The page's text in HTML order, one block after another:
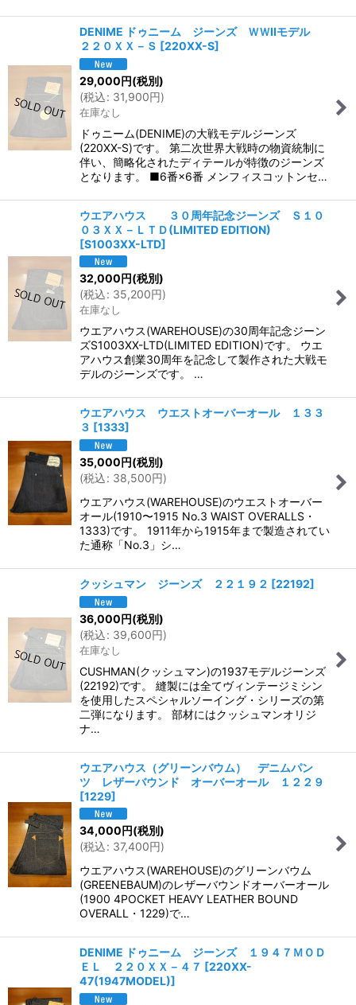
DENIME ドゥニーム ジーンズ ＷＷIIモデル
２２０ＸＸ－Ｓ [220XX-S]
29,000円(税別)
(税込: 31,900円)
在庫なし
ドゥニーム(DENIME)の大戦モデルジーンズ
(220XX-S)です。 第二次世界大戦時の物資統制に
伴い、簡略化されたディテールが特徴のジーンズ
となります。 ■6番×6番 メンフィスコットンセ…
ウエアハウス ３０周年記念ジーンズ Ｓ１０
０３ＸＸ－ＬＴＤ(LIMITED EDITION)
[S1003XX-LTD]
32,000円(税別)
(税込: 35,200円)
在庫なし
ウエアハウス(WAREHOUSE)の30周年記念ジーン
ズS1003XX-LTD(LIMITED EDITION)です。 ウエ
アハウス創業30周年を記念して製作された大戦モ
デルのジーンズです。 …
ウエアハウス ウエストオーバーオール １３３
３ [1333]
35,000円(税別)
(税込: 38,500円)
ウエアハウス(WAREHOUSE)のウエストオーバー
オール(1910〜1915 No.3 WAIST OVERALLS・
1333)です。 1911年から1915年まで製造されてい
た通称「No.3」シ…
クッシュマン ジーンズ ２２１９２ [22192]
36,000円(税別)
(税込: 39,600円)
在庫なし
CUSHMAN(クッシュマン)の1937モデルジーンズ
(22192)です。 縫製には全てヴィンテージミシン
を使用したスペシャルソーイング・シリーズの第
二弾になります。 部材にはクッシュマンオリジ
ナ…
ウエアハウス（グリーンバウム） デニムパン
ツ レザーバウンド オーバーオール １２２９
[1229]
34,000円(税別)
(税込: 37,400円)
ウエアハウス(WAREHOUSE)のグリーンバウム
(GREENEBAUM)のレザーバウンドオーバーオール
(1900 4POCKET HEAVY LEATHER BOUND
OVERALL・1229)で…
DENIME ドゥニーム ジーンズ １９４７ＭＯＤ
ＥＬ ２２０ＸＸ－４７ [220XX-
47(1947MODEL)]